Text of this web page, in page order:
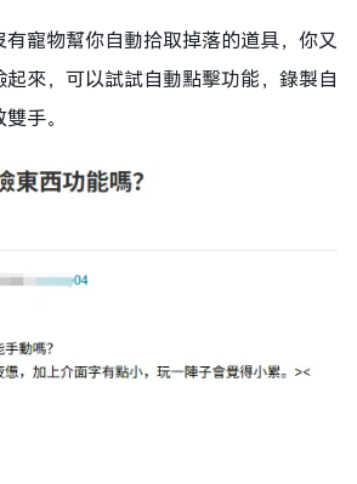
寵物幫你自動拾取掉落的道具，你又
來，可以試試自動點擊功能，錄製自
手。